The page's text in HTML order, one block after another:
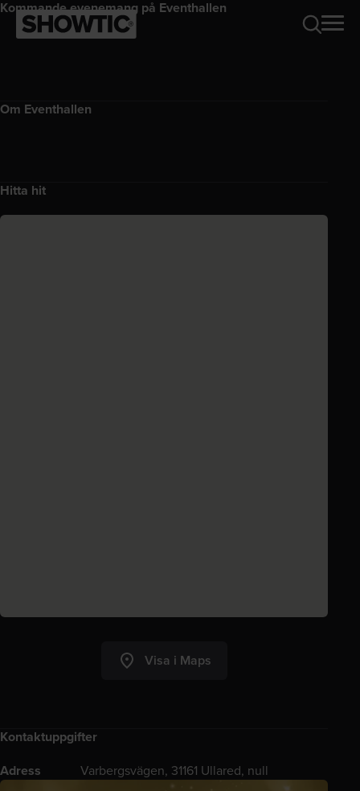
Kommande evenemang på Eventhallen
Om Eventhallen
Hitta hit
Visa i Maps
Kontaktuppgifter
Adress
Varbergsvägen, 31161 Ullared, null